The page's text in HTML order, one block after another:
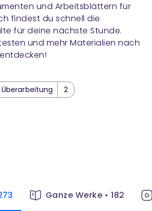
und Arbeitsblättern für
findest du schnell die
für deine nächste Stunde.
und mehr Materialien nach
entdecken!
2
Ganze Werke•182